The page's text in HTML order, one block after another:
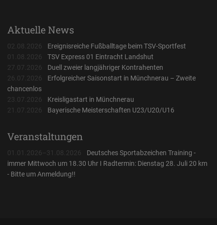
Aktuelle News
02.08.2026
Ereignisreiche Fußballtage beim TSV-Sportfest
01.08.2026
TSV Express 01 Eintracht Landshut
27.07.2026
Duell zweier langjähriger Kontrahenten
26.07.2026
Erfolgreicher Saisonstart in Münchnerau – Zweite
chancenlos
23.07.2026
Kreisligastart in Münchnerau
21.07.2026
Bayerische Meisterschaften U23/U20/U16
Veranstaltungen
01.01.2026–31.08.2026
Deutsches Sportabzeichen Training -
immer Mittwoch um 18.30 Uhr I Radtermin: Dienstag 28. Juli 20 km
- Bitte um Anmeldung!!